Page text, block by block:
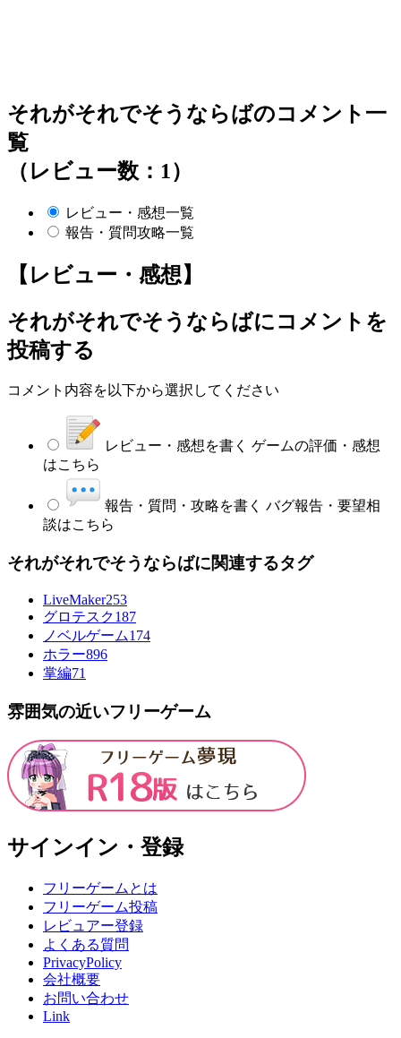
それがそれでそうならばのコメント一
覧
（レビュー数：1）
レビュー・感想一覧
報告・質問攻略一覧
【レビュー・感想】
それがそれでそうならばにコメントを
投稿する
コメント内容を以下から選択してください
レビュー・感想を書く ゲームの評価・感想
はこちら
報告・質問・攻略を書く バグ報告・要望相
談はこちら
それがそれでそうならばに関連するタグ
LiveMaker253
グロテスク187
ノベルゲーム174
ホラー896
掌編71
雰囲気の近いフリーゲーム
サインイン・登録
フリーゲームとは
フリーゲーム投稿
レビュアー登録
よくある質問
PrivacyPolicy
会社概要
お問い合わせ
Link